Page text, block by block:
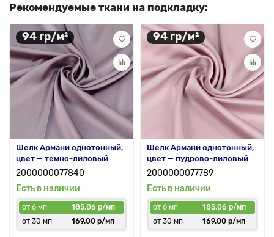
Рекомендуемые ткани на подкладку:
94 гр/м²
Шелк Армани однотонный,
цвет — темно-лиловый
2000000077840
Есть в наличии
от 6 мп
185.06 р/мп
от 30 мп
169.00 р/мп
94 гр/м²
Шелк Армани однотонный,
цвет — пудрово-лиловый
2000000077789
Есть в наличии
от 6 мп
185.06 р/мп
от 30 мп
169.00 р/мп